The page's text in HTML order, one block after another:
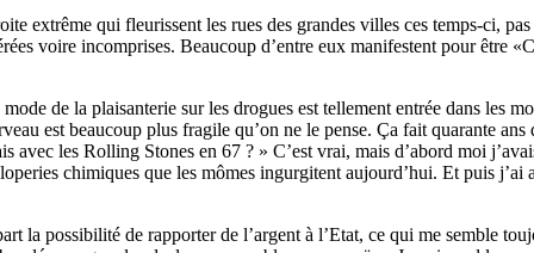
extrême qui fleurissent les rues des grandes villes ces temps-ci,
voire incomprises. Beaucoup d’entre eux manifestent pour être
de la plaisanterie sur les drogues est tellement entrée dans les
est beaucoup plus fragile qu’on ne le pense. Ça fait quarante
avec les Rolling Stones en 67 ? » C’est vrai, mais d’abord moi
chimiques que les mômes ingurgitent aujourd’hui. Et puis j’ai
la possibilité de rapporter de l’argent à l’Etat, ce qui me semble